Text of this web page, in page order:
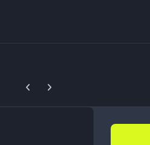
Previous carousel slide
Next carousel slide